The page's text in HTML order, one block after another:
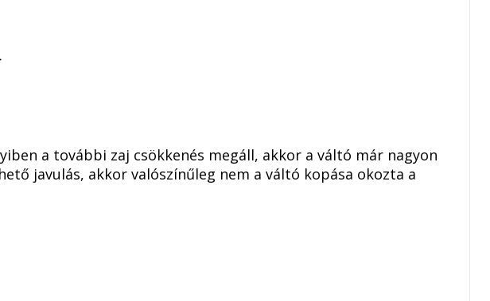
a további zaj csökkenés megáll, akkor a váltó már nagyon
javulás, akkor valószínűleg nem a váltó kopása okozta a